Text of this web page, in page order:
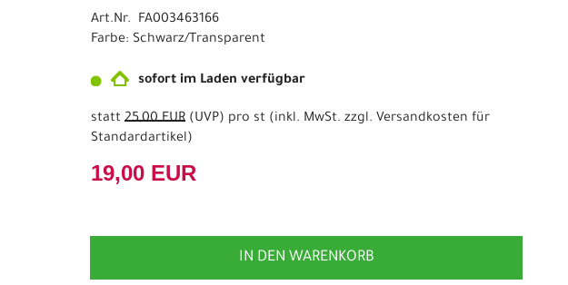
Art.Nr. FA003463166
Farbe: Schwarz/Transparent
sofort im Laden verfügbar
statt 25,00 EUR (UVP) pro st (inkl. MwSt. zzgl. Versandkosten für
Standardartikel)
19,00 EUR
IN DEN WARENKORB